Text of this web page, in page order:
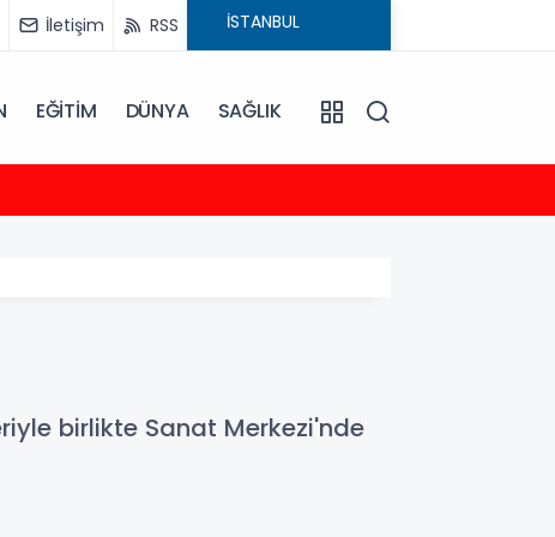
İletişim RSS
EĞİTİM DÜNYA SAĞLIK
birlikte Sanat Merkezi'nde